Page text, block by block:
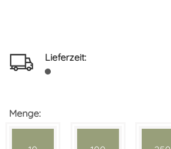
Lieferzeit:
Menge: